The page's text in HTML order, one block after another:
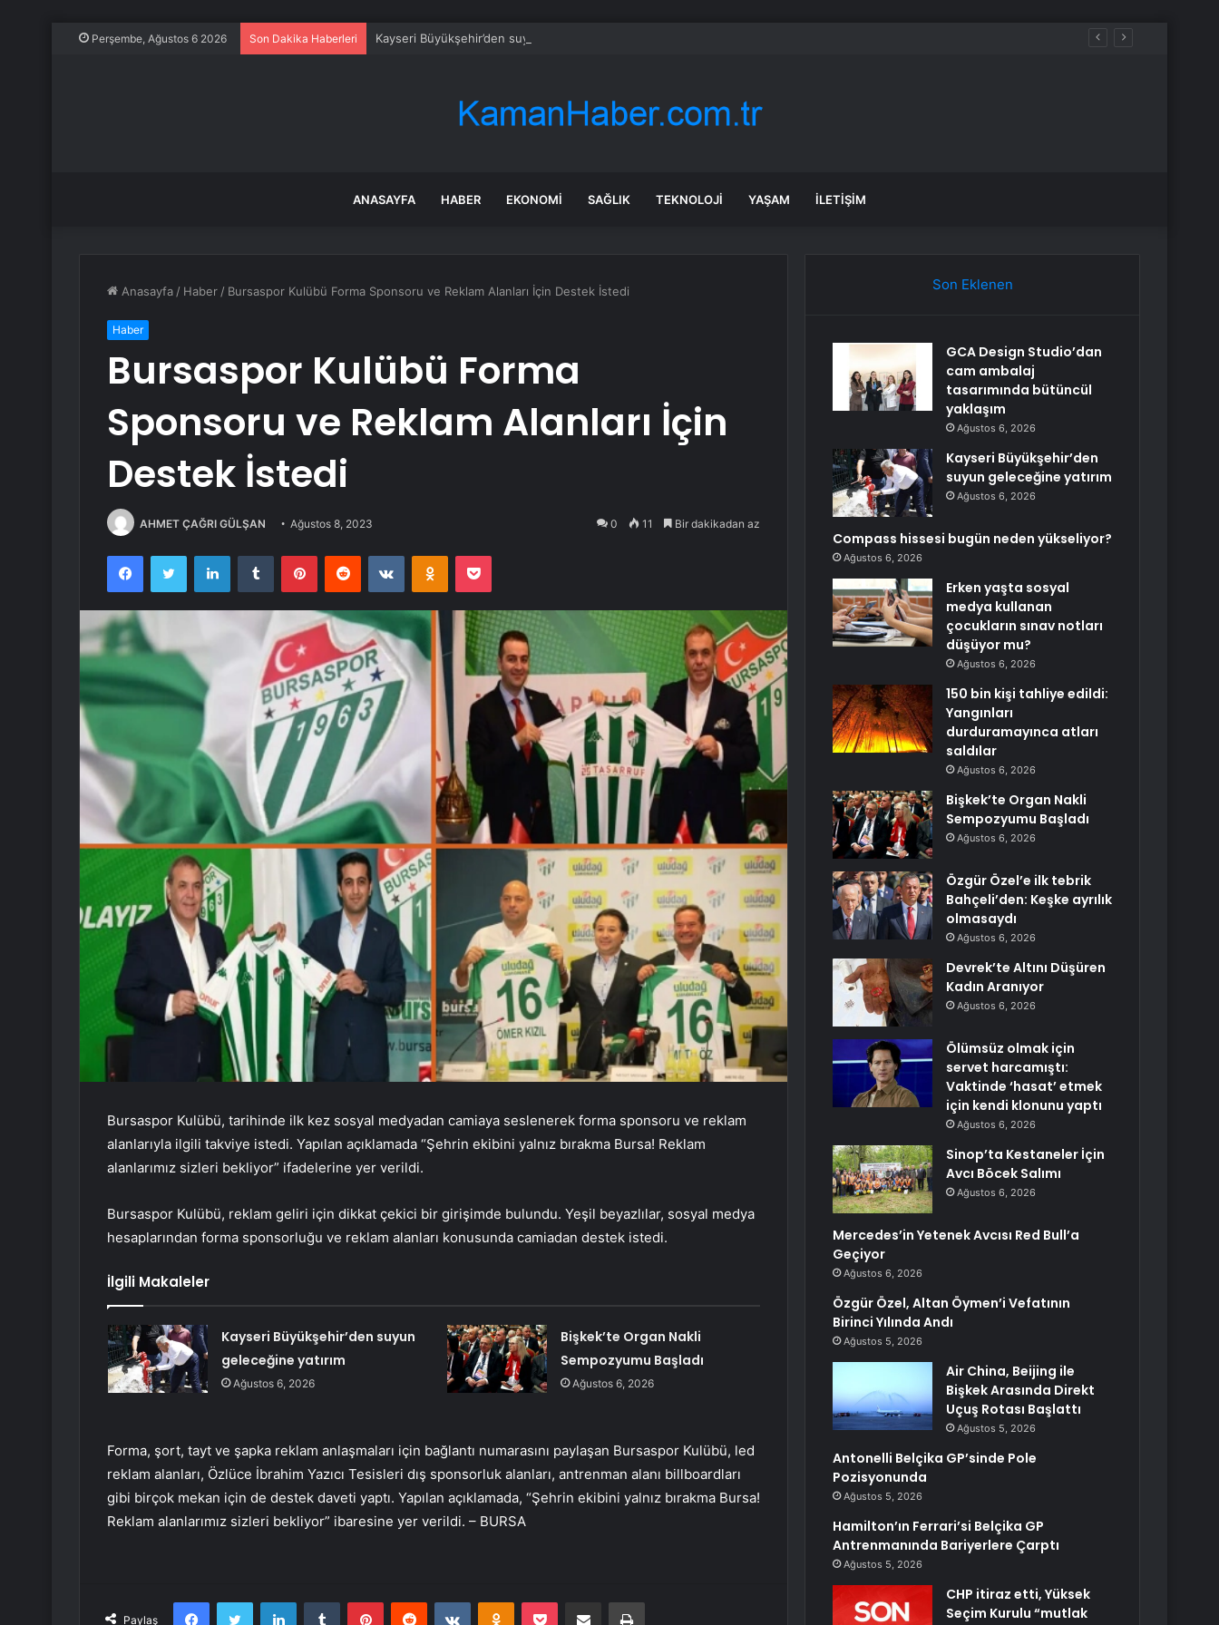
Perşembe, Ağustos 6 2026 Son Dakika Haberleri Kayseri Büyükşehir’den suyun geleceğine yatırım
ANASAYFA HABER EKONOMI SAĞLIK TEKNOLOJI YAŞAM İLETIŞIM
Anasayfa / Haber / Bursaspor Kulübü Forma Sponsoru ve Reklam Alanları İçin Destek İstedi
Haber
Bursaspor Kulübü Forma
Sponsoru ve Reklam Alanları İçin
Destek İstedi
AHMET ÇAĞRI GÜLŞAN Ağustos 8, 2023 0 11 Bir dakikadan az
FacebookTwitter LinkedInTumblr PinterestReddit VKontakteOdnoklassniki
Pocket
Bursaspor Kulübü, tarihinde ilk kez sosyal medyadan camiaya seslenerek forma sponsoru ve reklam
alanlarıyla ilgili takviye istedi. Yapılan açıklamada “Şehrin ekibini yalnız bırakma Bursa! Reklam
alanlarımız sizleri bekliyor” ifadelerine yer verildi.
Bursaspor Kulübü, reklam geliri için dikkat çekici bir girişimde bulundu. Yeşil beyazlılar, sosyal medya
hesaplarından forma sponsorluğu ve reklam alanları konusunda camiadan destek istedi.
İlgili Makaleler
Kayseri Büyükşehir’den suyun
geleceğine yatırım
Ağustos 6, 2026
Bişkek’te Organ Nakli
Sempozyumu Başladı
Ağustos 6, 2026
Forma, şort, tayt ve şapka reklam anlaşmaları için bağlantı numarasını paylaşan Bursaspor Kulübü, led
reklam alanları, Özlüce İbrahim Yazıcı Tesisleri dış sponsorluk alanları, antrenman alanı billboardları
gibi birçok mekan için de destek daveti yaptı. Yapılan açıklamada, “Şehrin ekibini yalnız bırakma Bursa!
Reklam alanlarımız sizleri bekliyor” ibaresine yer verildi. – BURSA
Paylaş
FacebookTwitter LinkedInTumblr PinterestReddit VKontakteOdnoklassniki
Pocket E-Posta ile paylaş Yazdır
Son Eklenen
GCA Design Studio’dan
cam ambalaj
tasarımında bütüncül
yaklaşım
Ağustos 6, 2026
Kayseri Büyükşehir’den
suyun geleceğine yatırım
Ağustos 6, 2026
Compass hissesi bugün neden yükseliyor?
Ağustos 6, 2026
Erken yaşta sosyal
medya kullanan
çocukların sınav notları
düşüyor mu?
Ağustos 6, 2026
150 bin kişi tahliye edildi:
Yangınları
durduramayınca atları
saldılar
Ağustos 6, 2026
Bişkek’te Organ Nakli
Sempozyumu Başladı
Ağustos 6, 2026
Özgür Özel’e ilk tebrik
Bahçeli’den: Keşke ayrılık
olmasaydı
Ağustos 6, 2026
Devrek’te Altını Düşüren
Kadın Aranıyor
Ağustos 6, 2026
Ölümsüz olmak için
servet harcamıştı:
Vaktinde ‘hasat’ etmek
için kendi klonunu yaptı
Ağustos 6, 2026
Sinop’ta Kestaneler İçin
Avcı Böcek Salımı
Ağustos 6, 2026
Mercedes’in Yetenek Avcısı Red Bull’a
Geçiyor
Ağustos 6, 2026
Özgür Özel, Altan Öymen’i Vefatının
Birinci Yılında Andı
Ağustos 5, 2026
Air China, Beijing ile
Bişkek Arasında Direkt
Uçuş Rotası Başlattı
Ağustos 5, 2026
Antonelli Belçika GP’sinde Pole
Pozisyonunda
Ağustos 5, 2026
Hamilton’ın Ferrari’si Belçika GP
Antrenmanında Bariyerlere Çarptı
Ağustos 5, 2026
CHP itiraz etti, Yüksek
Seçim Kurulu “mutlak